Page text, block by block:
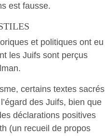
est fausse.
et politiques ont eu
les Juifs sont perçus
certains textes sacrés
des Juifs, bien que
déclarations positives
(un recueil de propos